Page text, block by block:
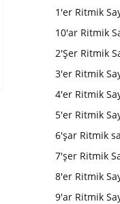
1'er Ritmik
10'ar Ritmik
2'Şer Ritmik
3'er Ritmik
4'er Ritmik
5'er Ritmik
6'şar Ritmik
7'şer Ritmik
8'er Ritmik
9'ar Ritmik